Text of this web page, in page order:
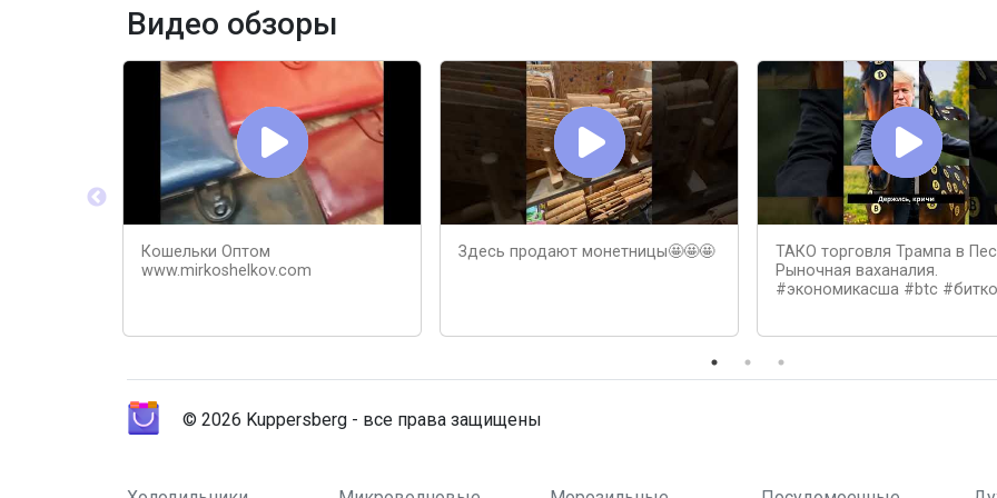
Видео обзоры
Кошельки Оптом
www.mirkoshelkov.com
Здесь продают монетницы🤩🤩🤩
ТАКО торговля Трампа в
Рыночная ваханалия.
#экономикасша #btc
© 2026 Kuppersberg - все права защищены